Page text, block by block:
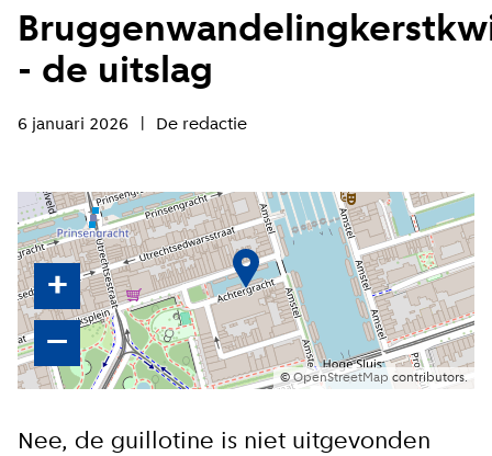
- de uitslag
6 januari 2026 De redactie
+
–
©OpenStreetMap contributors.
Nee, de guillotine is niet uitgevonden